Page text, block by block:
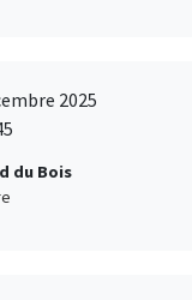
2025
du Bois